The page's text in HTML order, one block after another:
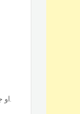
تصنيع وتركيب أبواب الوميتال جرار قطاع حسب نوع القطاع ps او جامبو او تانجو وجميع الألوان والمساحات, حسب الطلب بأسعار ممتازة.